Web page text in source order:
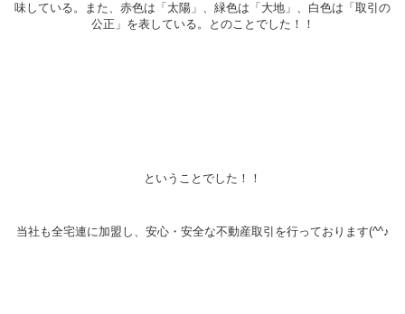
味している。また、赤色は「太陽」、緑色は「大地」、白色は「取引の
公正」を表している。とのことでした！！
ということでした！！
当社も全宅連に加盟し、安心・安全な不動産取引を行っております(^^♪